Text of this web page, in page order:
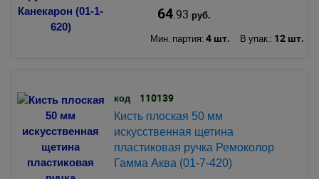
64.93 руб.
Мин. партия: 4 шт. В упак.: 12 шт.
код 110139
Кисть плоская 50 мм
искусственная щетина
пластиковая ручка Ремоколор
Гамма Аква (01-7-420)